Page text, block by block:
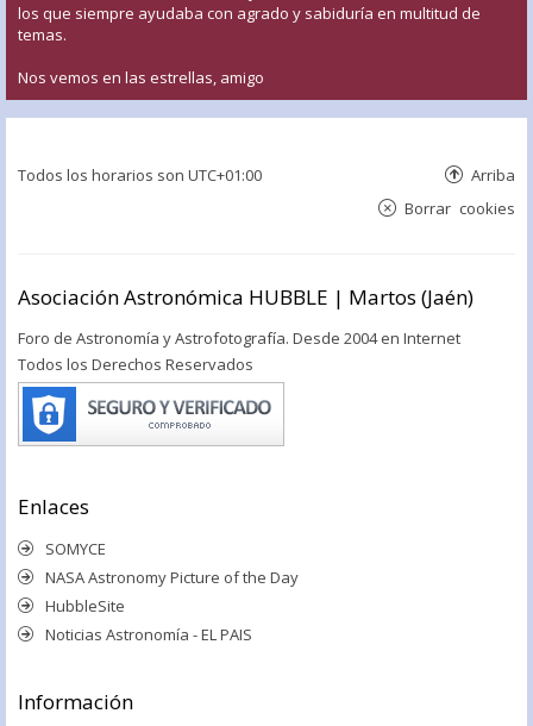
los que siempre ayudaba con agrado y sabiduría en multitud de
temas.
Nos vemos en las estrellas, amigo
Todos los horarios son UTC+01:00 Arriba
Borrar cookies
Asociación Astronómica HUBBLE | Martos (Jaén)
Foro de Astronomía y Astrofotografía. Desde 2004 en Internet
Todos los Derechos Reservados
Enlaces
SOMYCE
NASA Astronomy Picture of the Day
HubbleSite
Noticias Astronomía - EL PAIS
Información